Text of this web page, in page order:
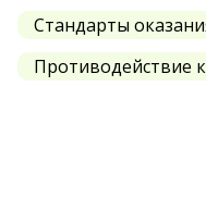
Стандарты
Противодействие